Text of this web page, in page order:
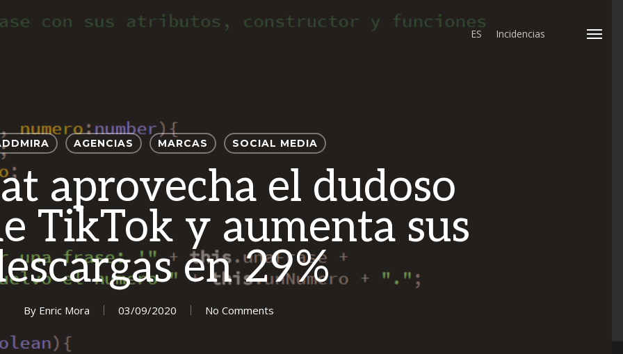
ES Incidencias Menu
AGENCIAS MARCAS SOCIAL MEDIA
aprovecha el dudoso
TikTok y aumenta sus
en 29%
By Enric Mora 03/09/2020 No Comments